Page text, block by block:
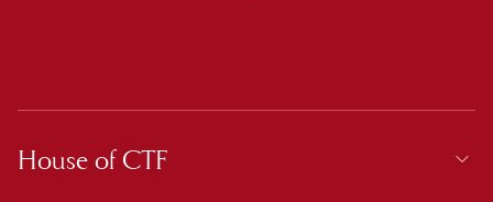
House of CTF